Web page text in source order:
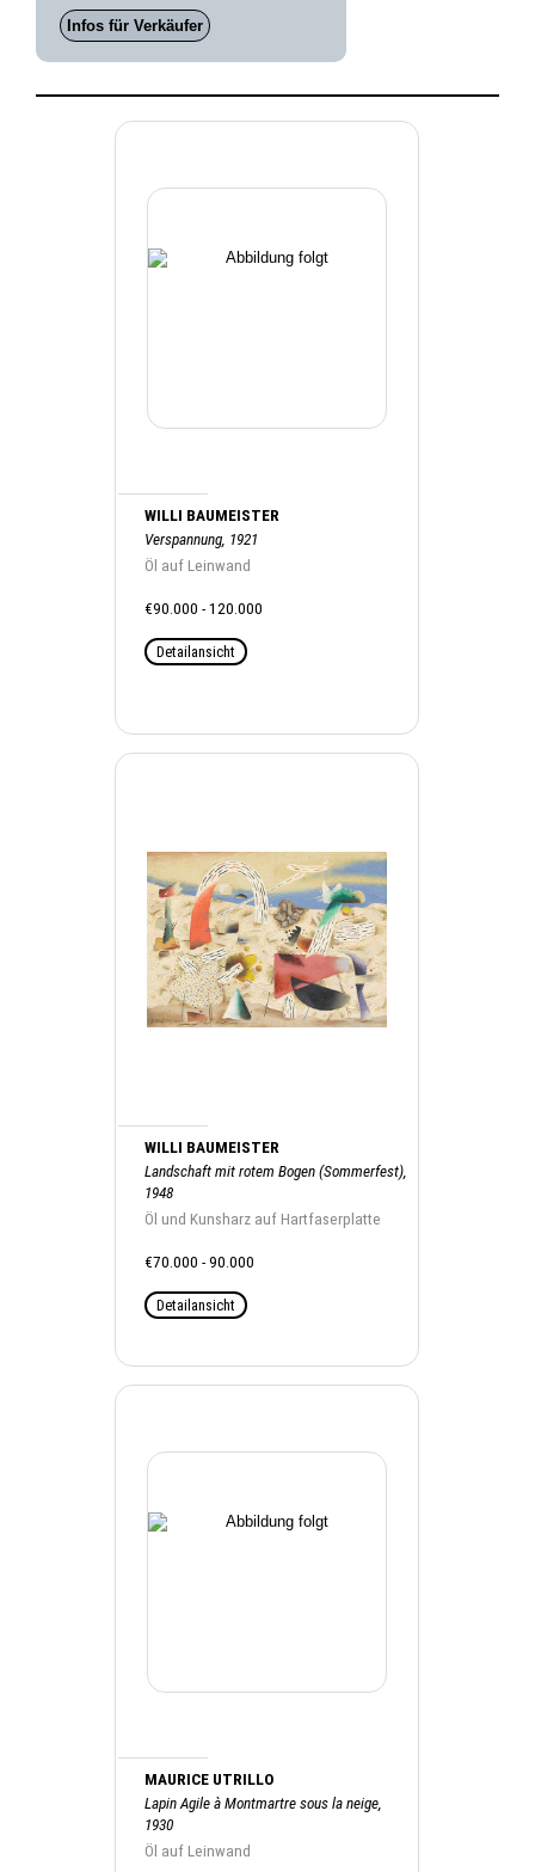
Infos für Verkäufer
WILLI BAUMEISTER
Verspannung, 1921
Öl auf Leinwand
€90.000 - 120.000
Detailansicht
WILLI BAUMEISTER
Landschaft mit rotem Bogen (Sommerfest),
1948
Öl und Kunsharz auf Hartfaserplatte
€70.000 - 90.000
Detailansicht
MAURICE UTRILLO
Lapin Agile à Montmartre sous la neige,
1930
Öl auf Leinwand